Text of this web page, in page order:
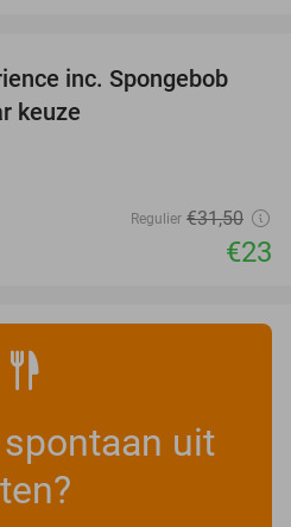
27%
inc. Spongebob
keuze
Regulier €31,50
€23
uit